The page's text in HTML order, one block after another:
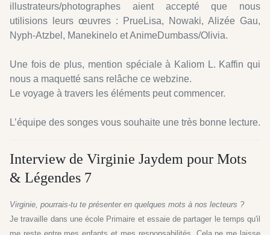
illustrateurs/photographes aient accepté que nous
utilisions leurs œuvres : PrueLisa, Nowaki, Alizée Gau,
Nyph-Atzbel, Manekinelo et AnimeDumbass/Olivia.
Une fois de plus, mention spéciale à Kaliom L. Kaffin qui
nous a maquetté sans relâche ce webzine.
Le voyage à travers les éléments peut commencer.
L’équipe des songes vous souhaite une très bonne lecture.
Interview de Virginie Jaydem pour Mots
& Légendes 7
Virginie, pourrais-tu te présenter en quelques mots à nos lecteurs ?
Je travaille dans une école Primaire et essaie de partager le temps qu'il